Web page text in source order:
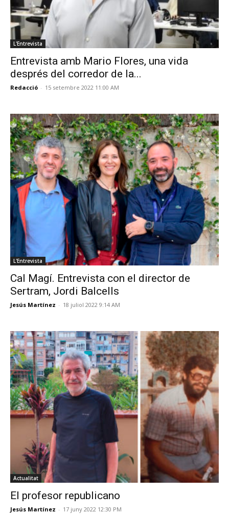
L'Entrevista
Entrevista amb Mario Flores, una vida
després del corredor de la...
Redacció - 15 setembre 2022 11:00 AM
L'Entrevista
Cal Magí. Entrevista con el director de
Sertram, Jordi Balcells
Jesús Martínez - 18 juliol 2022 9:14 AM
Actualitat
El profesor republicano
Jesús Martínez - 17 juny 2022 12:30 PM